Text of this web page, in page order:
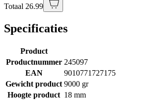
Totaal 26.99
Specificaties
Product
Productnummer 245097
EAN
9010771727175
Gewicht product 9000 gr
Hoogte product 18 mm